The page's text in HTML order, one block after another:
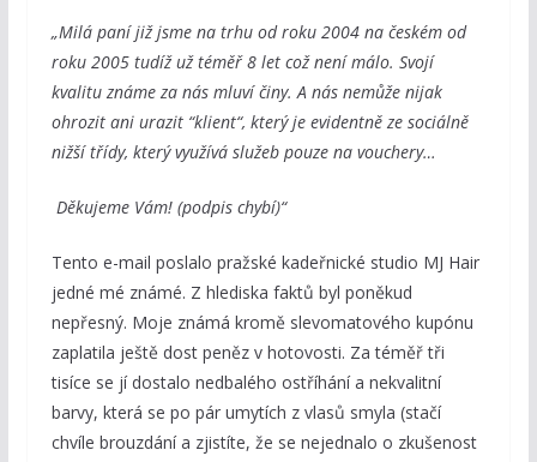
„Milá paní již jsme na trhu od roku 2004 na českém od
roku 2005 tudíž už téměř 8 let což není málo. Svojí
kvalitu známe za nás mluví činy. A nás nemůže nijak
ohrozit ani urazit “klient“, který je evidentně ze sociálně
nižší třídy, který využívá služeb pouze na vouchery…
Děkujeme Vám! (podpis chybí)“
Tento e-mail poslalo pražské kadeřnické studio MJ Hair
jedné mé známé. Z hlediska faktů byl poněkud
nepřesný. Moje známá kromě slevomatového kupónu
zaplatila ještě dost peněz v hotovosti. Za téměř tři
tisíce se jí dostalo nedbalého ostříhání a nekvalitní
barvy, která se po pár umytích z vlasů smyla (stačí
chvíle brouzdání a zjistíte, že se nejednalo o zkušenost